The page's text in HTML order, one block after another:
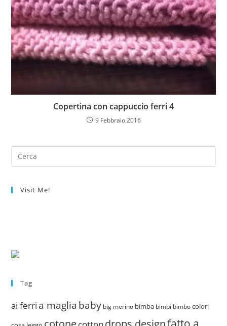
Copertina con cappuccio ferri 4
9 Febbraio 2016
Visit Me!
Tag
ai ferri a maglia baby big merino bimba bimbi bimbo colori